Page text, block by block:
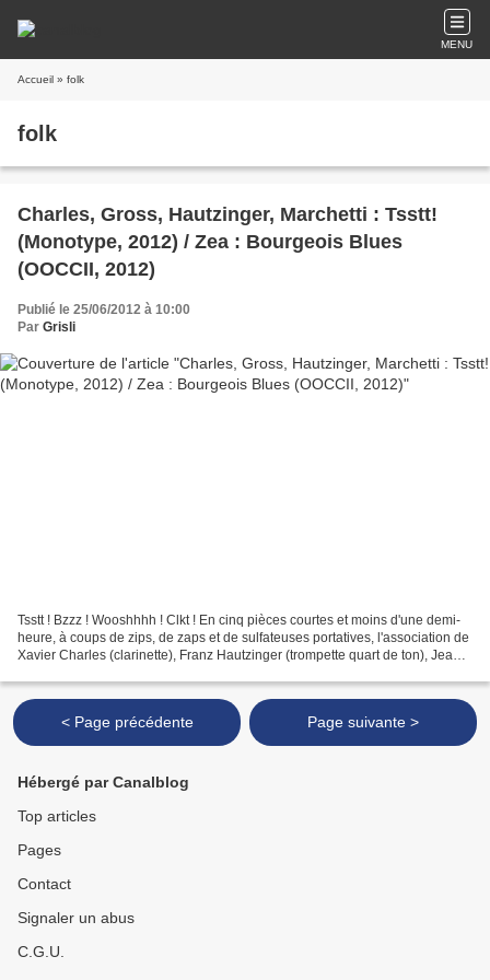
MENU
Accueil » folk
folk
Charles, Gross, Hautzinger, Marchetti : Tsstt!
(Monotype, 2012) / Zea : Bourgeois Blues
(OOCCII, 2012)
Publié le 25/06/2012 à 10:00
Par Grisli
Tsstt ! Bzzz ! Wooshhhh ! Clkt ! En cinq pièces courtes et moins d'une demi-
heure, à coups de zips, de zaps et de sulfateuses portatives, l'association de
Xavier Charles (clarinette), Franz Hautzinger (trompette quart de ton), Jean-
< Page précédente Page suivante >
Hébergé par Canalblog
Top articles
Pages
Contact
Signaler un abus
C.G.U.